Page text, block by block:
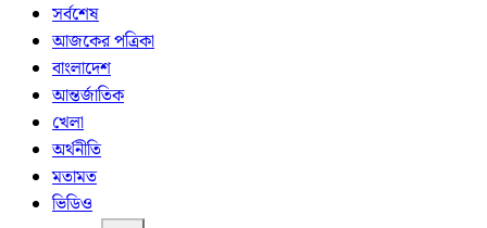
সর্বশেষ
আজকের পত্রিকা
বাংলাদেশ
আন্তর্জাতিক
খেলা
অর্থনীতি
মতামত
ভিডিও